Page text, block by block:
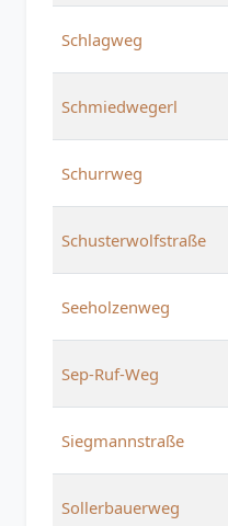
Schlagweg
Schmiedwegerl
Schurrweg
Schusterwolfstraße
Seeholzenweg
Sep-Ruf-Weg
Siegmannstraße
Sollerbauerweg